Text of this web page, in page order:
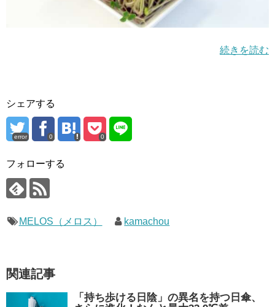
続きを読む
シェアする
error 0 0
フォローする
MELOS（メロス） kamachou
関連記事
「持ち歩ける日陰」の異名を持つ日傘、